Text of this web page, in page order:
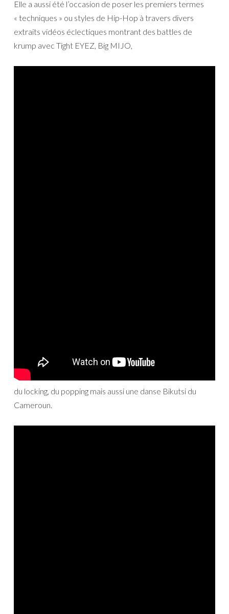
Elle a aussi été l’occasion de poser les premiers termes
« techniques » ou styles de Hip-Hop à travers divers
extraits vidéos éclectiques montrant des battles de
krump avec Tight EYEZ, Big MIJO,
du locking, du popping mais aussi une danse Bikutsi du
Cameroun.